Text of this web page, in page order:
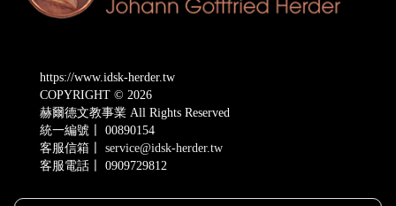
https://www.idsk-herder.tw
COPYRIGHT © 2026
赫爾德文教事業 All Rights Reserved
統一編號〡 00890154
客服信箱〡 service@idsk-herder.tw
客服電話〡 0909729812